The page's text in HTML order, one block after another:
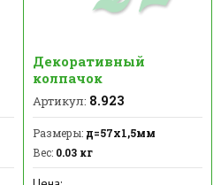
Декоративный
колпачок
Артикул: 8.923
Размеры:д=57x1,5мм
Вес:0.03 кг